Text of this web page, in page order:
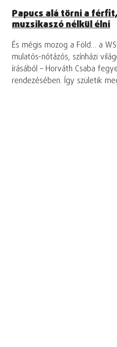
Papucs alá törni a
muzsikaszó nélkül élni
És mégis mozog a Föld… a
mulatós-nótázós, színházi
írásából – Horváth Csaba
rendezésében. Így születik